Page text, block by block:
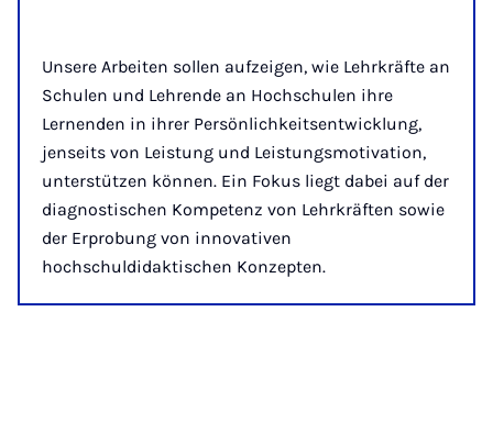
Unsere Arbeiten sollen aufzeigen, wie Lehrkräfte an
Schulen und Lehrende an Hochschulen ihre
Lernenden in ihrer Persönlichkeitsentwicklung,
jenseits von Leistung und Leistungsmotivation,
unterstützen können. Ein Fokus liegt dabei auf der
diagnostischen Kompetenz von Lehrkräften sowie
der Erprobung von innovativen
hochschuldidaktischen Konzepten.